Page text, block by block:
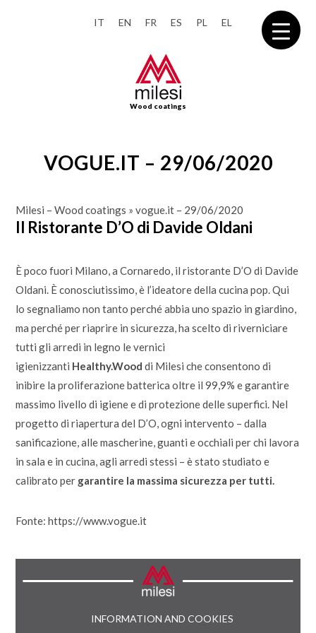
IT EN FR ES PL EL
Wood coatings
VOGUE.IT – 29/06/2020
Milesi – Wood coatings »vogue.it – 29/06/2020
Il Ristorante D’O di Davide Oldani
È poco fuori Milano, a Cornaredo, il ristorante D’O di Davide
Oldani. È conosciutissimo, è l’ideatore della cucina pop. Qui
lo segnaliamo non tanto perché abbia uno spazio in giardino,
ma perché per riaprire in sicurezza, ha scelto di riverniciare
tutti gli arredi in legno le vernici
igienizzanti Healthy.Wood di Milesi che consentono di
inibire la proliferazione batterica oltre il 99,9% e garantire
massimo livello di igiene e di protezione delle superfici. Nel
progetto di riapertura del D’O, ogni intervento – dalla
sanificazione, alle mascherine, guanti e occhiali per chi lavora
in sala e in cucina, agli arredi stessi – è stato studiato e
calibrato per garantire la massima sicurezza per tutti.
Fonte: https://www.vogue.it
INFORMATION AND COOKIES